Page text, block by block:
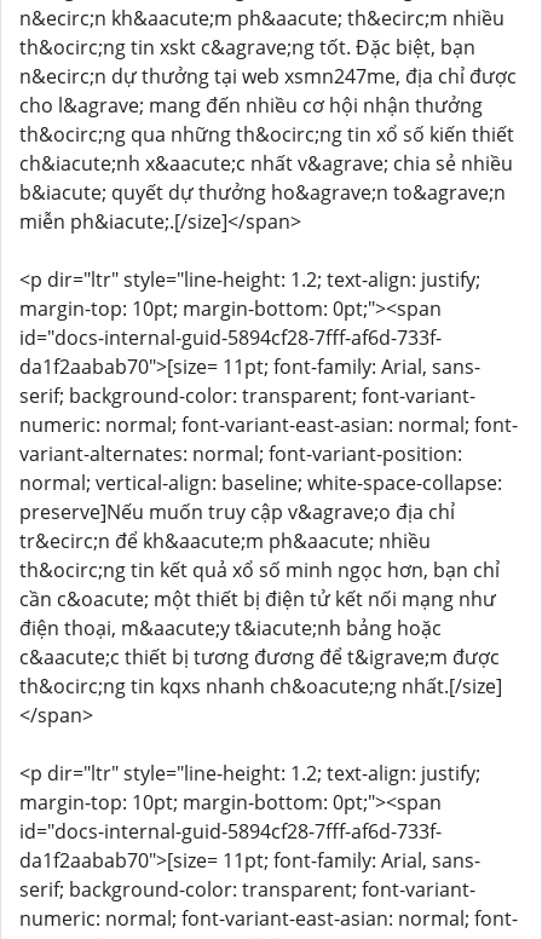
n&ecirc;n kh&aacute;m ph&aacute; th&ecirc;m nhiều
th&ocirc;ng tin xskt c&agrave;ng tốt. Đặc biệt, bạn
n&ecirc;n dự thưởng tại web xsmn247me, địa chỉ được
cho l&agrave; mang đến nhiều cơ hội nhận thưởng
th&ocirc;ng qua những th&ocirc;ng tin xổ số kiến thiết
ch&iacute;nh x&aacute;c nhất v&agrave; chia sẻ nhiều
b&iacute; quyết dự thưởng ho&agrave;n to&agrave;n
miễn ph&iacute;.[/size]</span>
<p dir="ltr" style="line-height: 1.2; text-align: justify;
margin-top: 10pt; margin-bottom: 0pt;"><span
id="docs-internal-guid-5894cf28-7fff-af6d-733f-
da1f2aabab70">[size= 11pt; font-family: Arial, sans-
serif; background-color: transparent; font-variant-
numeric: normal; font-variant-east-asian: normal; font-
variant-alternates: normal; font-variant-position:
normal; vertical-align: baseline; white-space-collapse:
preserve]Nếu muốn truy cập v&agrave;o địa chỉ
tr&ecirc;n để kh&aacute;m ph&aacute; nhiều
th&ocirc;ng tin kết quả xổ số minh ngọc hơn, bạn chỉ
cần c&oacute; một thiết bị điện tử kết nối mạng như
điện thoại, m&aacute;y t&iacute;nh bảng hoặc
c&aacute;c thiết bị tương đương để t&igrave;m được
th&ocirc;ng tin kqxs nhanh ch&oacute;ng nhất.[/size]
</span>
<p dir="ltr" style="line-height: 1.2; text-align: justify;
margin-top: 10pt; margin-bottom: 0pt;"><span
id="docs-internal-guid-5894cf28-7fff-af6d-733f-
da1f2aabab70">[size= 11pt; font-family: Arial, sans-
serif; background-color: transparent; font-variant-
numeric: normal; font-variant-east-asian: normal; font-